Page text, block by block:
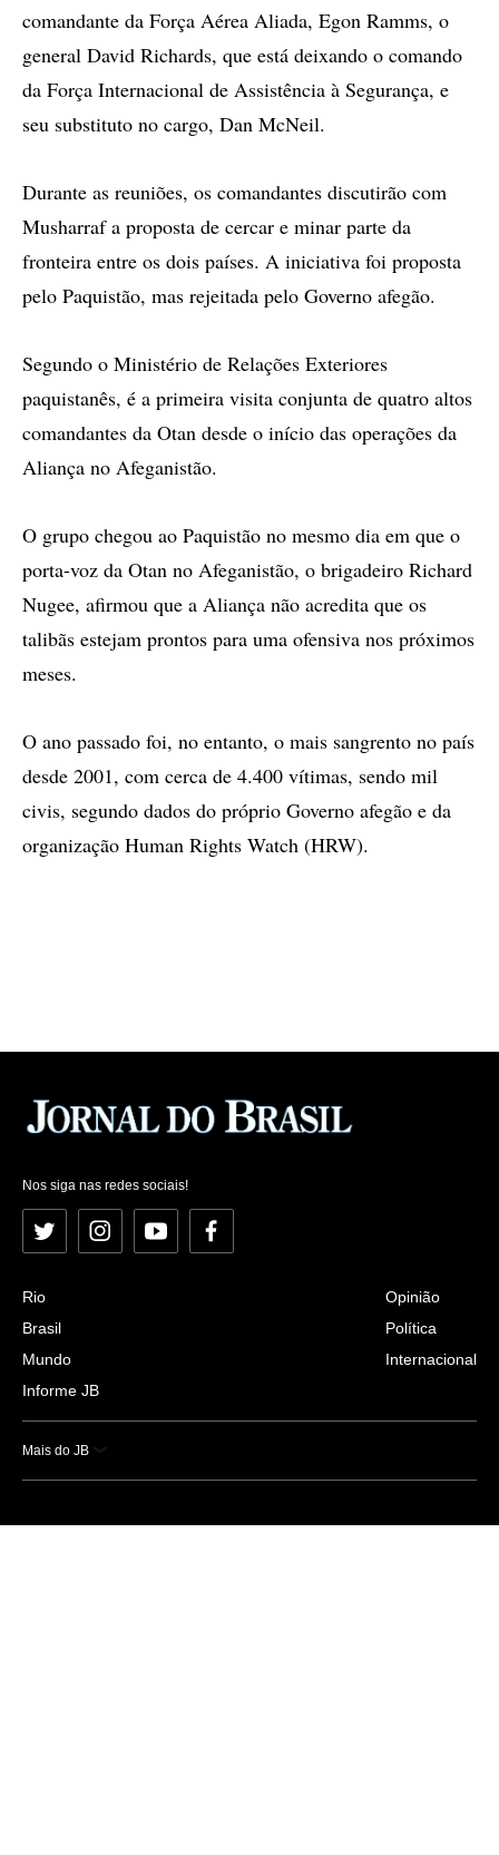
comandante da Força Aérea Aliada, Egon Ramms, o
general David Richards, que está deixando o comando
da Força Internacional de Assistência à Segurança, e
seu substituto no cargo, Dan McNeil.
Durante as reuniões, os comandantes discutirão com
Musharraf a proposta de cercar e minar parte da
fronteira entre os dois países. A iniciativa foi proposta
pelo Paquistão, mas rejeitada pelo Governo afegão.
Segundo o Ministério de Relações Exteriores
paquistanês, é a primeira visita conjunta de quatro altos
comandantes da Otan desde o início das operações da
Aliança no Afeganistão.
O grupo chegou ao Paquistão no mesmo dia em que o
porta-voz da Otan no Afeganistão, o brigadeiro Richard
Nugee, afirmou que a Aliança não acredita que os
talibãs estejam prontos para uma ofensiva nos próximos
meses.
O ano passado foi, no entanto, o mais sangrento no país
desde 2001, com cerca de 4.400 vítimas, sendo mil
civis, segundo dados do próprio Governo afegão e da
organização Human Rights Watch (HRW).
Nos siga nas redes sociais!
Twitter InstagramYouTubeFacebook
Rio
Brasil
Mundo
Informe JB
Opinião
Política
Internacional
Mais do JB
Esportes